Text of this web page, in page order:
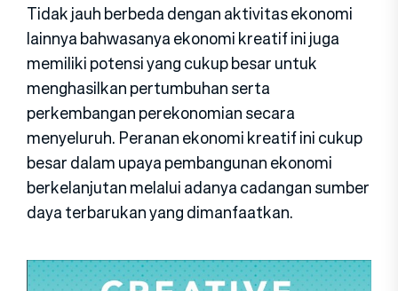
Tidak jauh berbeda dengan aktivitas ekonomi
lainnya bahwasanya ekonomi kreatif ini juga
memiliki potensi yang cukup besar untuk
menghasilkan pertumbuhan serta
perkembangan perekonomian secara
menyeluruh. Peranan ekonomi kreatif ini cukup
besar dalam upaya pembangunan ekonomi
berkelanjutan melalui adanya cadangan sumber
daya terbarukan yang dimanfaatkan.